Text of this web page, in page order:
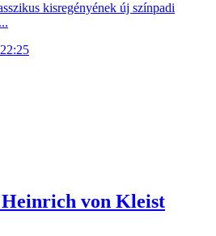
kisregényének új színpadi
von Kleist